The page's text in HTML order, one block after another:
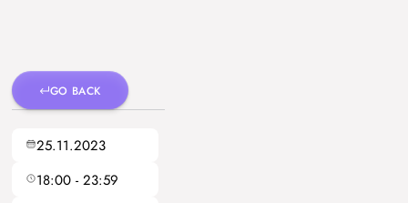
GO BACK
25.11.2023
18:00- 23:59